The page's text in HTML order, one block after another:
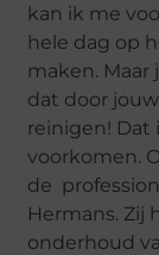
kan ik me
hele dag op
maken. Maar
dat door
reinigen! Dat
voorkomen.
de
Hermans. Zij
onderhoud